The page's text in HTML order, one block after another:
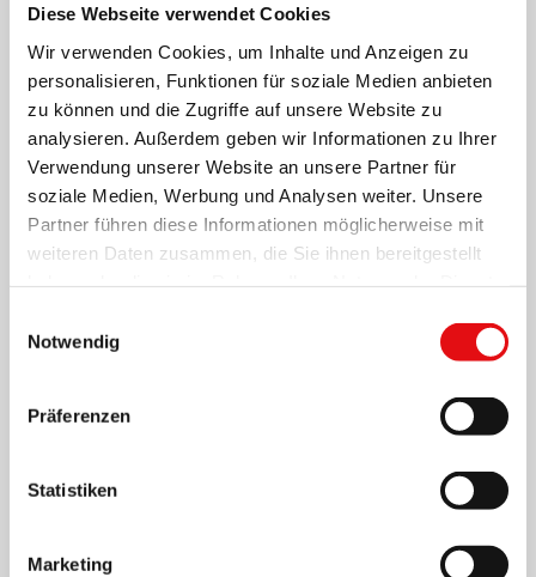
Diese Webseite verwendet Cookies
Wir verwenden Cookies, um Inhalte und Anzeigen zu
personalisieren, Funktionen für soziale Medien anbieten
zu können und die Zugriffe auf unsere Website zu
analysieren. Außerdem geben wir Informationen zu Ihrer
Verwendung unserer Website an unsere Partner für
soziale Medien, Werbung und Analysen weiter. Unsere
Partner führen diese Informationen möglicherweise mit
weiteren Daten zusammen, die Sie ihnen bereitgestellt
Notwendig
Präferenzen
Statistiken
Marketing
Page 1/ 4 Zoom100%